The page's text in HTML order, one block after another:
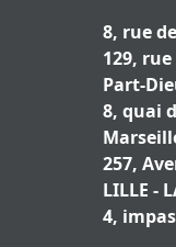
8, rue
129,
Part-
8, quai
257,
LILLE -
4,